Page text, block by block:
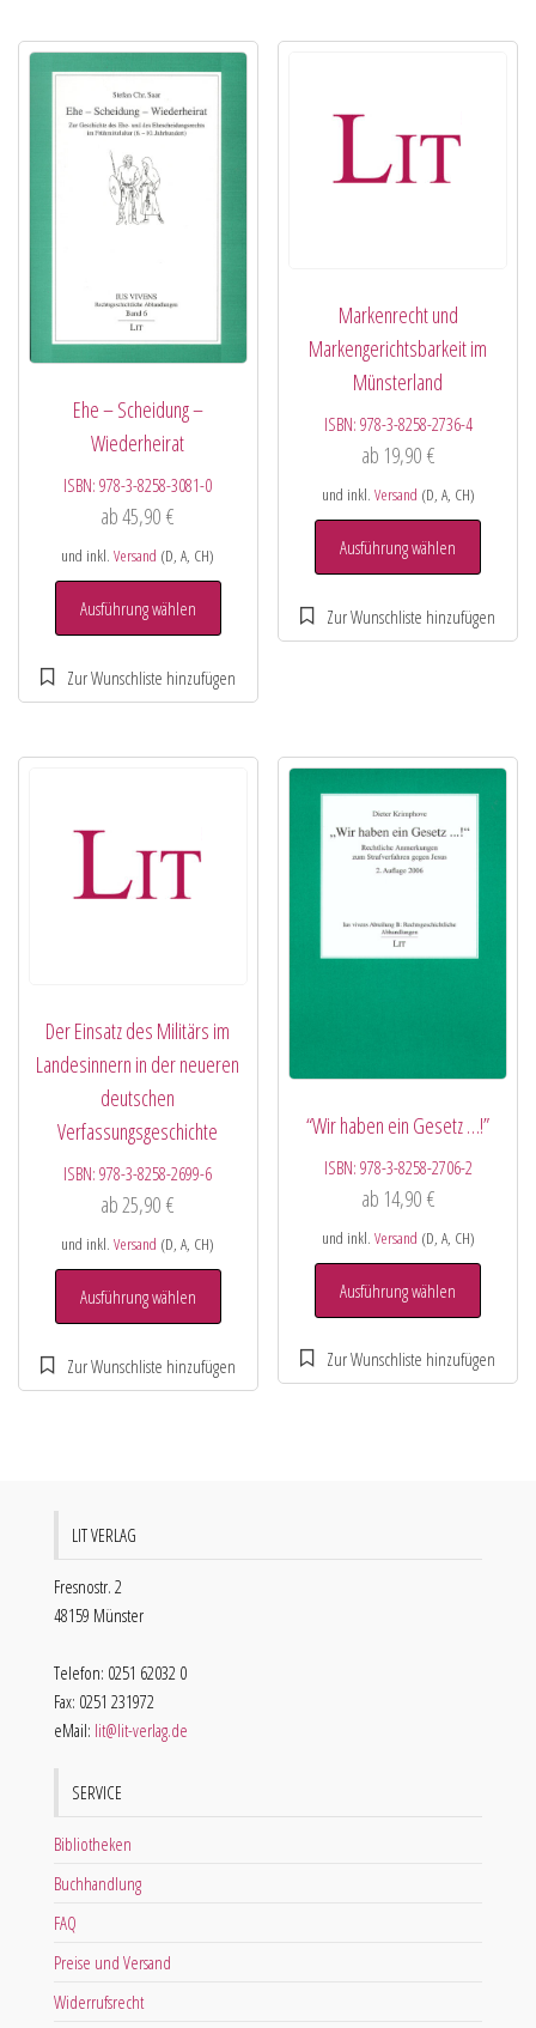
Ehe – Scheidung –
Wiederheirat
ISBN:978-3-8258-3081-0
ab45,90€
und inkl.Versand (D, A, CH)
Ausführung wählen
Markenrecht und
Markengerichtsbarkeit im
Münsterland
ISBN: 978-3-8258-2736-4
ab 19,90 €
und inkl. Versand (D, A, CH)
Ausführung wählen
Der Einsatz des Militärs im
Landesinnern in der neueren
deutschen
Verfassungsgeschichte
ISBN:978-3-8258-2699-6
ab25,90€
und inkl.Versand (D, A, CH)
Ausführung wählen
“Wir haben ein Gesetz …!”
ISBN: 978-3-8258-2706-2
ab 14,90 €
und inkl. Versand (D, A, CH)
Ausführung wählen
LIT VERLAG
Fresnostr. 2
48159 Münster
Telefon: 0251 62032 0
Fax: 0251 231972
eMail: lit@lit-verlag.de
SERVICE
Bibliotheken
Buchhandlung
FAQ
Preise und Versand
Widerrufsrecht